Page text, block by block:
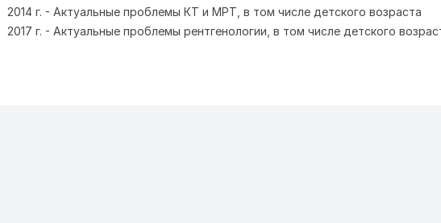
2014 г. - Актуальные проблемы КТ и МРТ, в том числе детского возраста
2017 г. - Актуальные проблемы рентгенологии, в том числе детского